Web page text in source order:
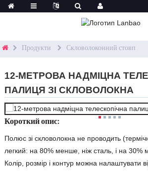
Продукти Скловолоконний стовп
12-МЕТРОВА НАДМІЦНА
ПАЛИЦЯ ЗІ СКЛОВОЛОКНА
Короткий опис:
Полюс зі скловолокна не проводить
легкий: на 80% менше, ніж сталь, і на 30%
Колір, розмір і контур можна налаштувати